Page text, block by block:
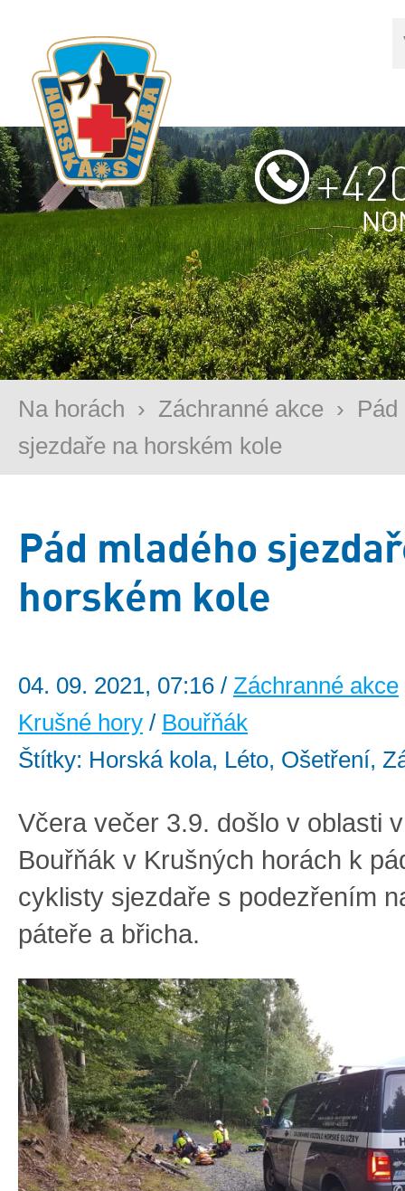
Na horách › Záchranné akce › Pád
sjezdaře na horském kole
Pád mladého
horském kole
04. 09. 2021, 07:16 / Záchranné akce
Krušné hory / Bouřňák
Štítky: Horská kola, Léto, Ošetření,
Včera večer 3.9. došlo v oblasti
Bouřňák v Krušných horách k
cyklisty sjezdaře s podezřením
páteře a břicha.